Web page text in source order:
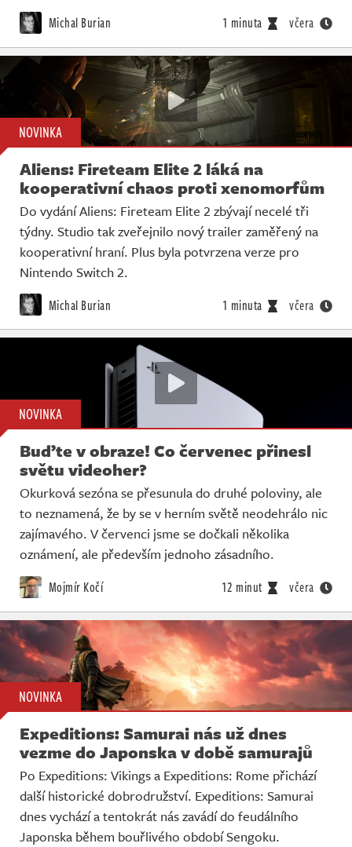
Michal Burian 1 minuta včera
NOVINKA
Aliens: Fireteam Elite 2 láká na
kooperativní chaos proti xenomorfům
Do vydání Aliens: Fireteam Elite 2 zbývají necelé tři
týdny. Studio tak zveřejnilo nový trailer zaměřený na
kooperativní hraní. Plus byla potvrzena verze pro
Nintendo Switch 2.
Michal Burian 1 minuta včera
NOVINKA
Buďte v obraze! Co červenec přinesl
světu videoher?
Okurková sezóna se přesunula do druhé poloviny, ale
to neznamená, že by se v herním světě neodehrálo nic
zajímavého. V červenci jsme se dočkali několika
oznámení, ale především jednoho zásadního.
Mojmír Kočí 12 minut včera
NOVINKA
Expeditions: Samurai nás už dnes
vezme do Japonska v době samurajů
Po Expeditions: Vikings a Expeditions: Rome přichází
další historické dobrodružství. Expeditions: Samurai
dnes vychází a tentokrát nás zavádí do feudálního
Japonska během bouřlivého období Sengoku.